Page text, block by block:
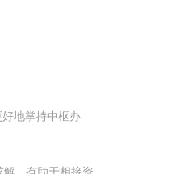
地掌持中枢办